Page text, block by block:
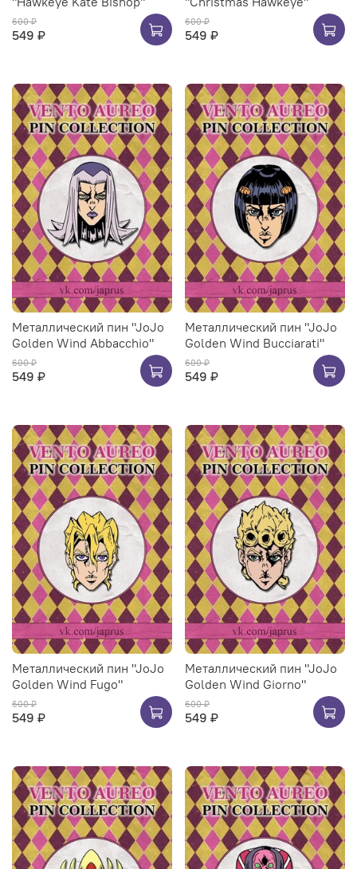
600 ₽
549 ₽
600 ₽
549 ₽
Металлический пин "JoJo
Golden Wind Abbacchio"
600 ₽
549 ₽
Металлический пин "JoJo
Golden Wind Bucciarati"
600 ₽
549 ₽
Металлический пин "JoJo
Golden Wind Fugo"
600 ₽
549 ₽
Металлический пин "JoJo
Golden Wind Giorno"
600 ₽
549 ₽